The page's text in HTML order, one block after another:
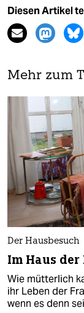
Diesen Artikel
Mehr zum
Der Hausbesuch
Im Haus
Wie mütterlich
ihr Leben der
wenn es denn